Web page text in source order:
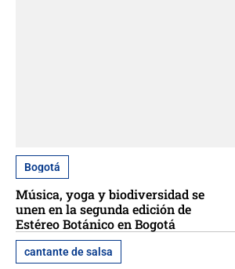
Bogotá
Música, yoga y biodiversidad se
unen en la segunda edición de
Estéreo Botánico en Bogotá
cantante de salsa